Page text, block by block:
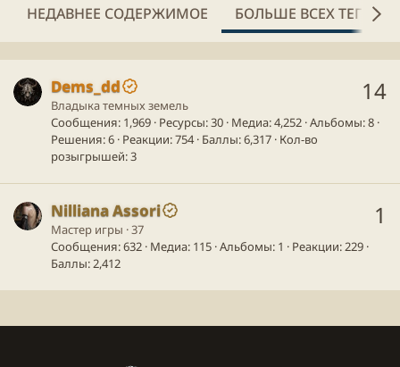
НЕДАВНЕЕ СОДЕРЖИМОЕ БОЛЬШЕ ВСЕХ ТЕГОВ
14
Dems_dd
Владыка темных земель
Сообщения 1,969 Ресурсы 30 Медиа 4,252 Альбомы 8
Решения 6 Реакции 754 Баллы 6,317 Кол-во
розыгрышей 3
1
Nilliana Assori
Мастер игры ·37
Сообщения 632 Медиа 115 Альбомы 1 Реакции 229
Баллы 2,412